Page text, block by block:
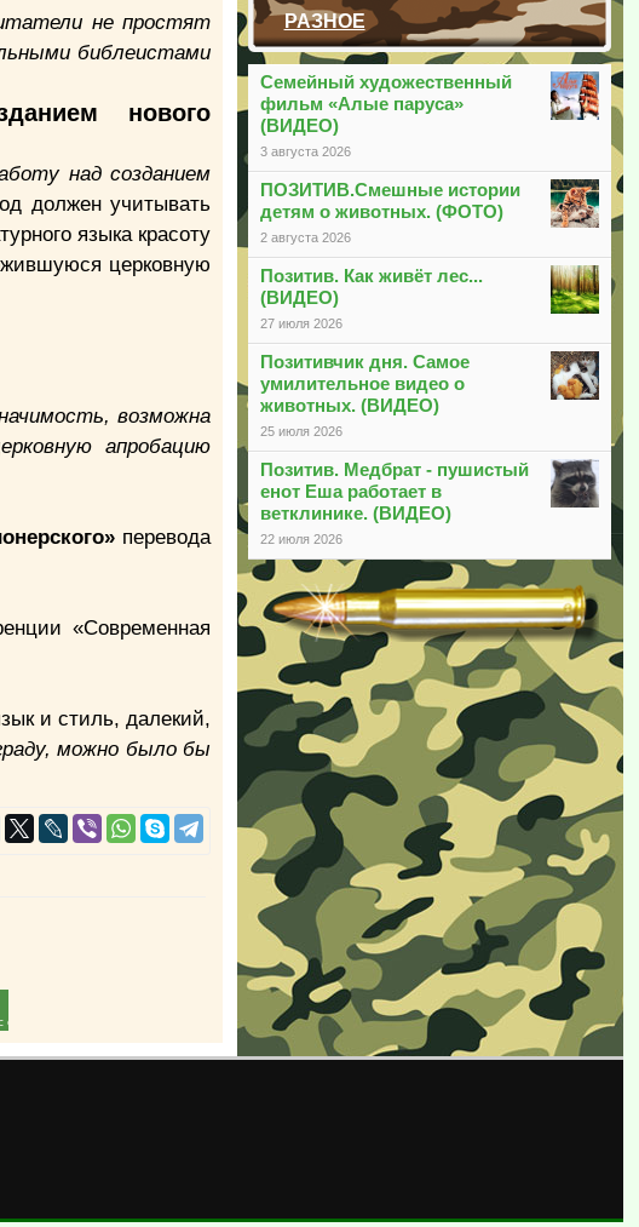
РАЗНОЕ
Семейный художественный
фильм «Алые паруса»
(ВИДЕО)
3 августа 2026
ПОЗИТИВ.Смешные истории
детям о животных. (ФОТО)
2 августа 2026
Позитив. Как живёт лес...
(ВИДЕО)
27 июля 2026
Позитивчик дня. Самое
умилительное видео о
животных. (ВИДЕО)
25 июля 2026
Позитив. Медбрат - пушистый
енот Еша работает в
ветклинике. (ВИДЕО)
22 июля 2026
не простят
библеистами
нового
над созданием
должен учитывать
языка красоту
церковную
возможна
апробацию
перевода
«Современная
и стиль, далекий,
можно было бы